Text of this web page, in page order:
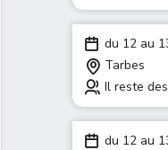
du 12 au
Tarbes
Il reste
du 12 au